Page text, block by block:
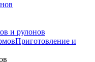
и рулонов
Приготовление и